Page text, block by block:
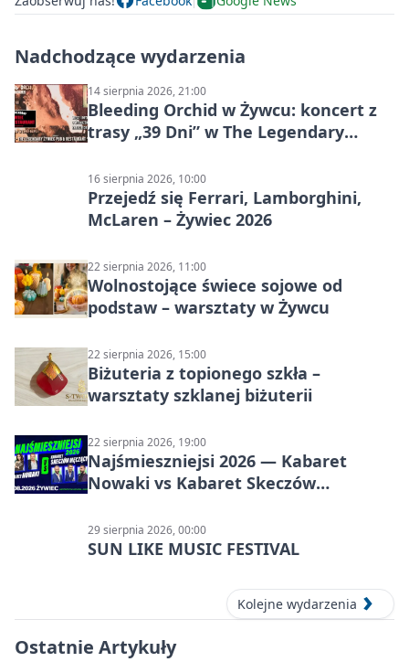
Nadchodzące wydarzenia
14 sierpnia 2026, 21:00
Bleeding Orchid w Żywcu: koncert z
trasy „39 Dni” w The Legendary
16 sierpnia 2026, 10:00
Przejedź się Ferrari, Lamborghini,
McLaren – Żywiec 2026
22 sierpnia 2026, 11:00
Wolnostojące świece sojowe od
podstaw – warsztaty w Żywcu
22 sierpnia 2026, 15:00
Biżuteria z topionego szkła –
warsztaty szklanej biżuterii
22 sierpnia 2026, 19:00
Najśmieszniejsi 2026 — Kabaret
Nowaki vs Kabaret Skeczów
29 sierpnia 2026, 00:00
SUN LIKE MUSIC FESTIVAL
Kolejne wydarzenia
Ostatnie Artykuły